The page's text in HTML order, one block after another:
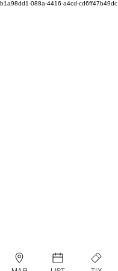
b1a98dd1-088a-4416-a4cd-cd6ff47b49dc